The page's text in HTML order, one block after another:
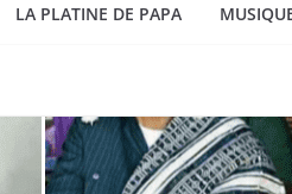
LA PLATINE DE PAPA